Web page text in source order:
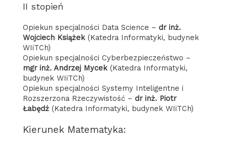
II stopień
Opiekun specjalności Data Science – dr inż.
Wojciech Książek(Katedra Informatyki, budynek
WIiTCh)
Opiekun specjalności Cyberbezpieczeństwo –
mgr inż. Andrzej Mycek(Katedra Informatyki,
budynek WIiTCh)
Opiekun specjalności Systemy Inteligentne i
Rozszerzona Rzeczywistość – dr inż. Piotr
Łabędź(Katedra Informatyki, budynek WIiTCh)
Kierunek Matematyka: